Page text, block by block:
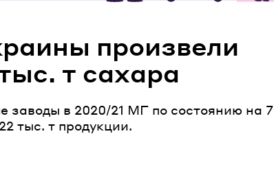
произвели
т сахара
заводы в 2020/21 МГ по состоянию на 7
тыс. т продукции.